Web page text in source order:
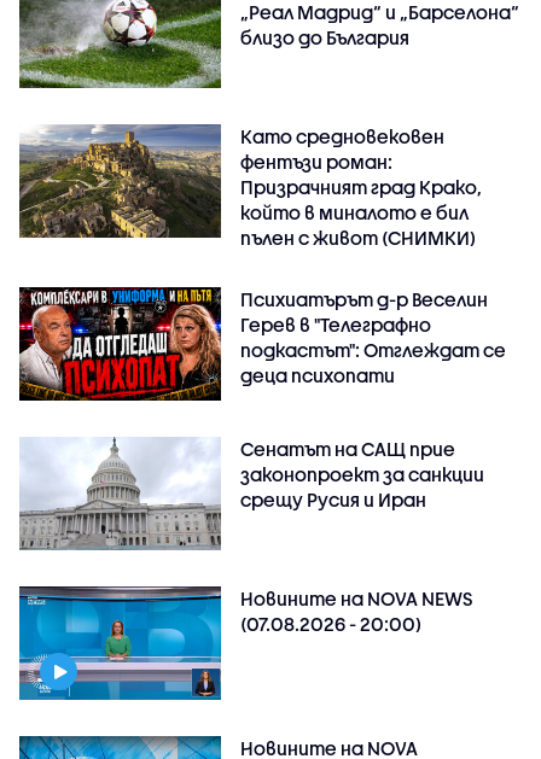
„Реал Мадрид“ и „Барселона“
близо до България
Като средновековен
фентъзи роман:
Призрачният град Крако,
който в миналото е бил
пълен с живот (СНИМКИ)
Психиатърът д-р Веселин
Герев в "Телеграфно
подкастът": Отглеждат се
деца психопати
Сенатът на САЩ прие
законопроект за санкции
срещу Русия и Иран
Новините на NOVA NEWS
(07.08.2026 - 20:00)
Новините на NOVA